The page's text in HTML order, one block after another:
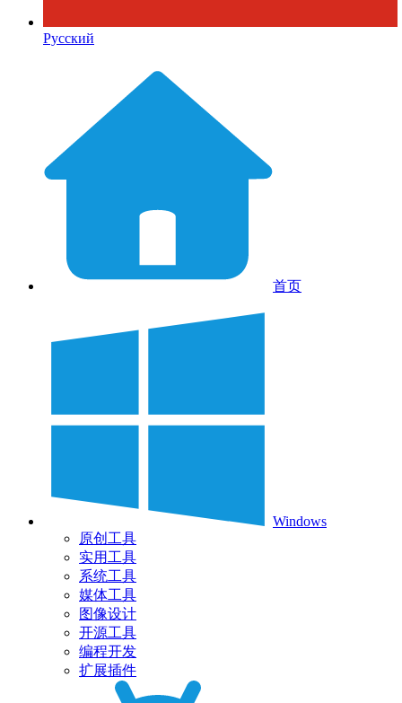
Русский
首页
Windows
原创工具
实用工具
系统工具
媒体工具
图像设计
开源工具
编程开发
扩展插件